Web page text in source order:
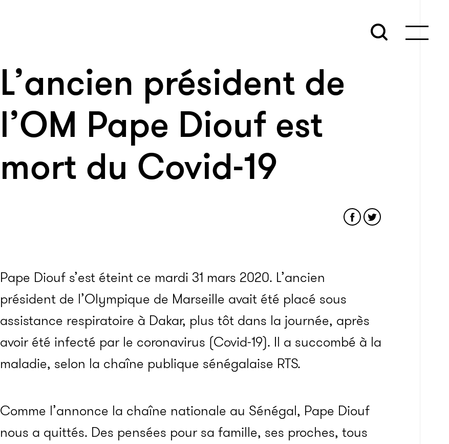
L’ancien président de
l’OM Pape Diouf est
mort du Covid-19
Pape Diouf s’est éteint ce mardi 31 mars 2020. L’ancien
président de l’Olympique de Marseille avait été placé sous
assistance respiratoire à Dakar, plus tôt dans la journée, après
avoir été infecté par le coronavirus (Covid-19). Il a succombé à la
maladie, selon la chaîne publique sénégalaise RTS.
Comme l’annonce la chaîne nationale au Sénégal, Pape Diouf
nous a quittés. Des pensées pour sa famille, ses proches, tous